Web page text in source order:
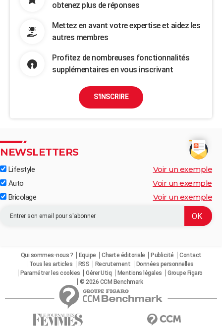
obtenez plus de réponses
Mettez en avant votre expertise et aidez les
autres membres
Profitez de nombreuses fonctionnalités
supplémentaires en vous inscrivant
S'INSCRIRE
NEWSLETTERS
Lifestyle Voir un exemple
Auto Voir un exemple
Bricolage Voir un exemple
Qui sommes-nous ? Equipe Charte éditoriale Publicité
Contact
Tous les articles
RSS Recrutement
Données personnelles
Paramétrer les cookies
Gérer Utiq Mentions légales
Groupe Figaro
© 2026 CCM Benchmark